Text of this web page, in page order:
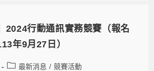
2024行動通訊實務競賽（報名
年9月27日）
最新消息 / 競賽活動